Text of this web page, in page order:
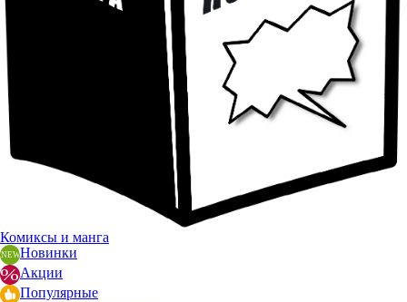
Комиксы и манга
Новинки
Акции
Популярные